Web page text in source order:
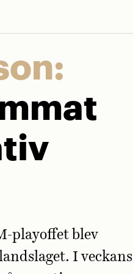
playoffet blev
I veckans